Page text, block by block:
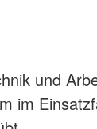
und
im